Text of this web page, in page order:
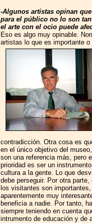
-Algunos artistas opinan
para el público no lo son
el arte con el ocio puede
Eso es algo muy opinable.
artistas lo que es importante
contradicción. Otra cosa es
en el único objetivo del
son una referencia más, pero
prioridad es ser un
cultura a la gente. Lo que
debe perseguir. Por otra
los visitantes son
aparentemente muy
beneficia a nadie. Por tanto,
siempre teniendo en cuenta
intrumento de educación y de